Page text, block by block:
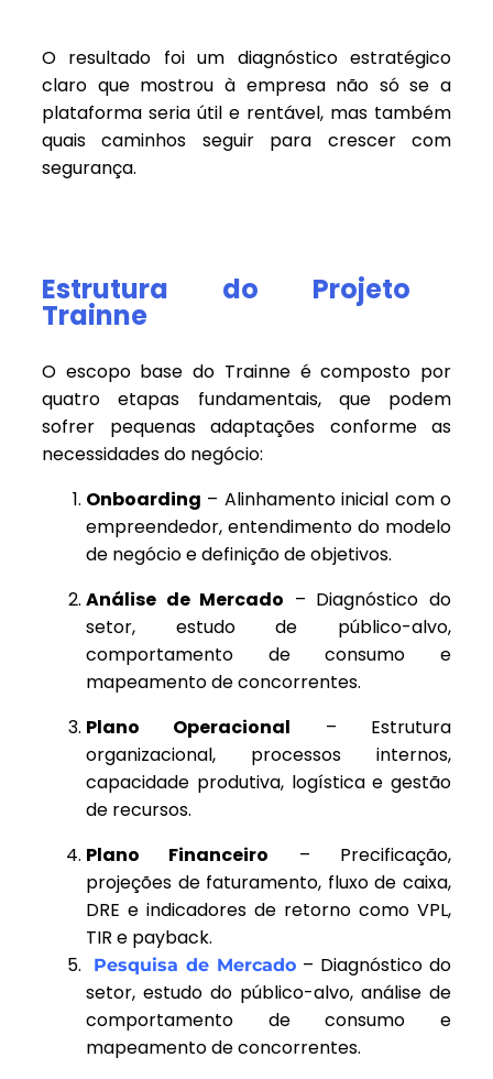
O resultado foi um diagnóstico estratégico
claro que mostrou à empresa não só se a
plataforma seria útil e rentável, mas também
quais caminhos seguir para crescer com
segurança.
Estrutura do Projeto
Trainne
O escopo base do Trainne é composto por
quatro etapas fundamentais, que podem
sofrer pequenas adaptações conforme as
necessidades do negócio:
Onboarding – Alinhamento inicial com o
empreendedor, entendimento do modelo
de negócio e definição de objetivos.
Análise de Mercado – Diagnóstico do
setor, estudo de público-alvo,
comportamento de consumo e
mapeamento de concorrentes.
Plano Operacional – Estrutura
organizacional, processos internos,
capacidade produtiva, logística e gestão
de recursos.
Plano Financeiro – Precificação,
projeções de faturamento, fluxo de caixa,
DRE e indicadores de retorno como VPL,
TIR e payback.
Pesquisa de Mercado – Diagnóstico do
setor, estudo do público-alvo, análise de
comportamento de consumo e
mapeamento de concorrentes.